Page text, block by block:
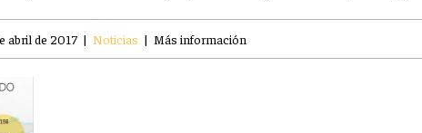
abril de 2017 | Noticias | Más información